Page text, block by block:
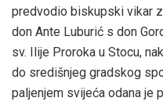
predvodio biskupski vikar
don Ante Luburić s don
sv. Ilije Proroka u Stocu,
do središnjeg gradskog
paljenjem svijeća odana je